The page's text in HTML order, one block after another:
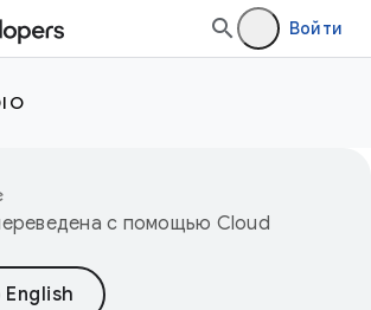
Войти
с помощью Cloud